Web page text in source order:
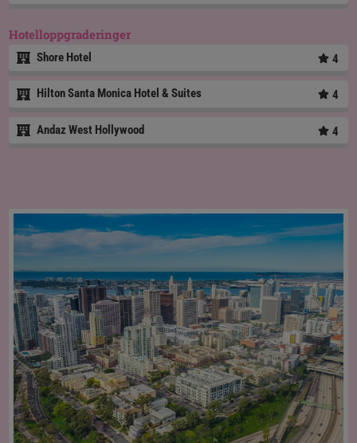
Hotelloppgraderinger
Shore Hotel 4
Hilton Santa Monica Hotel & Suites 4
Andaz West Hollywood 4